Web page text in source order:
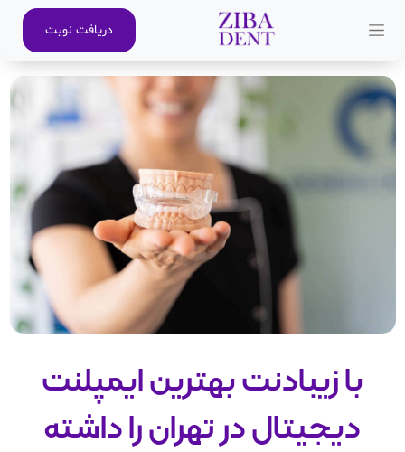
دریافت نوبت
با زیبادنت بهترین ایمپلنت
دیجیتال در تهران را داشته